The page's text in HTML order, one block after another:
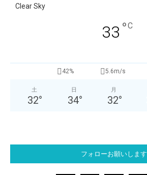
Clear Sky
33 °C
42% 5.6m/s
土
32°
日
34°
月
32°
フォローお願いします